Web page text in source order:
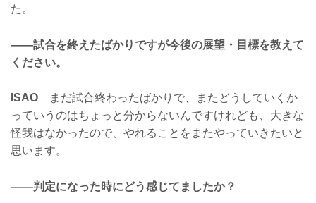
た。
——試合を終えたばかりですが今後の展望・目標を教えて
ください。
ISAO まだ試合終わったばかりで、またどうしていくか
っていうのはちょっと分からないんですけれども、大きな
怪我はなかったので、やれることをまたやっていきたいと
思います。
——判定になった時にどう感じてましたか？